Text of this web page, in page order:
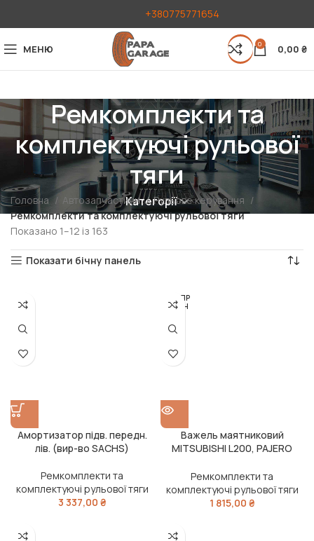
+380775771654
МЕНЮ 0 0,00 ₴
Ремкомплекти та
комплектуючі рульової
тяги
Категорії
Головна Автозапчастини
Рульове керування
Ремкомплекти та комплектуючі рульової тяги
Показано 1–12 із 163
Показати бічну панель
Амортизатор підв. передн.
лів. (вир-во SACHS)
Ремкомплекти та
комплектуючі рульової тяги
3 337,00 ₴
РОЗПР
ОДАН
Важель маятниковий
MITSUBISHI L200, PAJERO
во TRW)
Ремкомплекти та
комплектуючі рульової тяги
1 815,00 ₴